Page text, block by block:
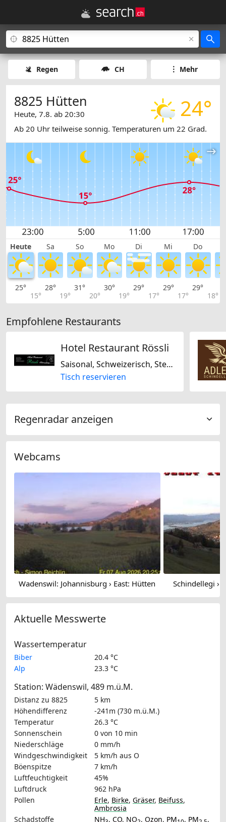
Regen CH Mehr
24°
8825 Hütten
Heute, 7.8. ab 20:30
Ab 20 Uhr teilweise sonnig. Temperaturen um 22 Grad.
Heute Sa So Mo Di Mi Do
25°
15°
28°
19°
31°
20°
30°
19°
29°
17°
29°
17°
29°
18°
Empfohlene Restaurants
Hotel Restaurant Rössli
Saisonal, Schweizerisch, Steakhouse, Regional
Tisch reservieren
Regenradar anzeigen
Webcams
Wadenswil: Johannisburg › East: Hütten Schindellegi ›
Aktuelle Messwerte
Wassertemperatur
Biber
20.4 °C
Alp
23.3 °C
Station: Wädenswil, 489 m.ü.M.
Distanz zu 8825
5 km
Höhendifferenz
-241m (730 m.ü.M.)
Temperatur
26.3 °C
Sonnenschein
0 von 10 min
Niederschläge
0 mm/h
Windgeschwindigkeit
5 km/h aus O
Böenspitze
7 km/h
Luftfeuchtigkeit
45%
Luftdruck
962 hPa
Pollen
Erle, Birke, Gräser, Beifuss,
Ambrosia
Schadstoffe
NH , CO, NO , Ozon, PM , PM
,